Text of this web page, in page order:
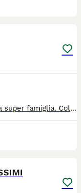
Cucciola disponibile da subito per una super famiglia. Colorazione Fawn Bicolor Occhi Ambra Morbida come un peluche Ideale per famiglia con bambini. Chiamare o WhatsApp 3933280861